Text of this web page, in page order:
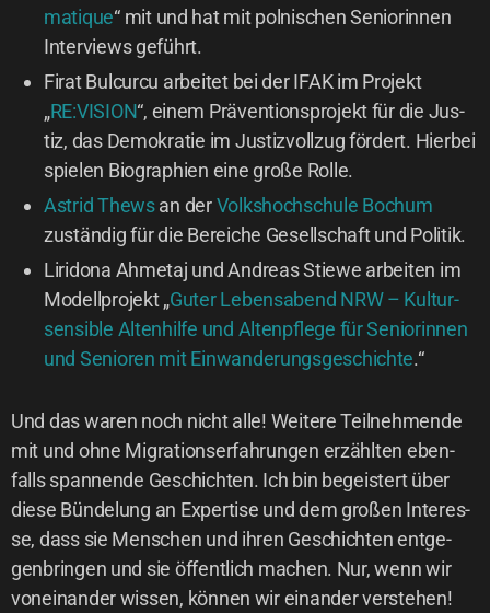
ma­tique“ mit und hat mit pol­ni­schen Senio­rin­nen
Inter­views geführt.
Firat Bul­cur­cu arbei­tet bei der IFAK im Pro­jekt
„RE:VISION“, einem Prä­ven­ti­ons­pro­jekt für die Jus­
tiz, das Demo­kra­tie im Jus­tiz­voll­zug för­dert. Hier­bei
spie­len Bio­gra­phien eine gro­ße Rolle.
Astrid Thewsan derVolks­hoch­schu­le Bochum
zustän­dig für die Berei­che Gesell­schaft und Politik.
Liri­do­na Ahme­taj und Andre­as Stie­we arbei­ten im
Modell­pro­jekt „Guter Lebens­abend NRW – Kul­tur­
sen­si­ble Alten­hil­fe und Alten­pfle­ge für Senio­rin­nen
und Senio­ren mit Ein­wan­de­rungs­ge­schich­te.“
Und das waren noch nicht alle! Wei­te­re Teil­neh­men­de
mit und ohne Migra­ti­ons­er­fah­run­gen erzähl­ten eben­
falls span­nen­de Geschich­ten. Ich bin begeis­tert über
die­se Bün­de­lung an Exper­ti­se und dem gro­ßen Inter­es­
se, dass sie Men­schen und ihren Geschich­ten ent­ge­
gen­brin­gen und sie öffent­lich machen. Nur, wenn wir
von­ein­an­der wis­sen, kön­nen wir ein­an­der verstehen!